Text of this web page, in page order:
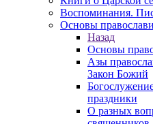
Воспоминания.
Основы
Назад
Основы
Азы
Закон Божий
праздники
О разных